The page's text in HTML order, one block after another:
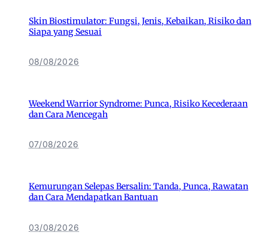
Skin Biostimulator: Fungsi, Jenis, Kebaikan, Risiko dan
Siapa yang Sesuai
08/08/2026
Weekend Warrior Syndrome: Punca, Risiko Kecederaan
dan Cara Mencegah
07/08/2026
Kemurungan Selepas Bersalin: Tanda, Punca, Rawatan
dan Cara Mendapatkan Bantuan
03/08/2026